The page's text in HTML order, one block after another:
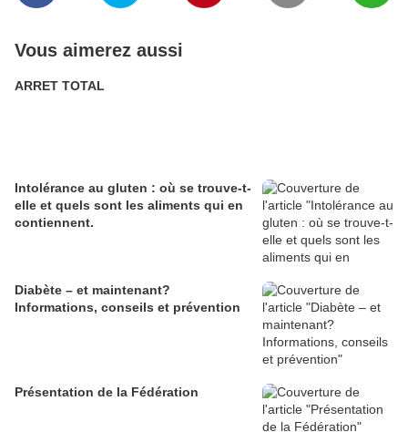
Vous aimerez aussi
ARRET TOTAL
Intolérance au gluten : où se trouve-t-
elle et quels sont les aliments qui en
contiennent.
Diabète – et maintenant?
Informations, conseils et prévention
Présentation de la Fédération